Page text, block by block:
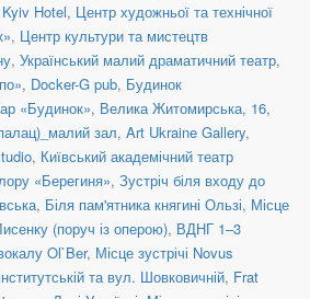
Hotel, Центр художньої та технічної
, Центр культури та мистецтв
, Український малий драматичний театр,
, Docker-G pub, Будинок
«Будинок», Велика Житомирська, 16,
зал, Art Ukraine Gallery,
, Київський академічний театр
«Берегиня», Зустріч біля входу до
, Біля пам'ятника княгині Ользі, Місце
(поруч із оперою), ВДНГ 1–3
Ol`Ber, Місце зустрічі Novus
та вул. Шовковичній, Frat